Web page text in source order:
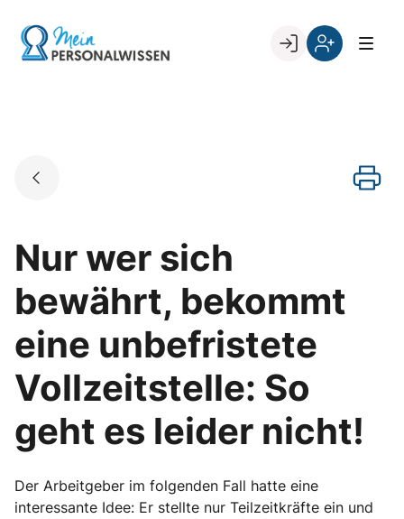
content
Go to landing page.
Nur wer sich
bewährt, bekommt
eine unbefristete
Vollzeitstelle: So
geht es leider nicht!
Der Arbeitgeber im folgenden Fall hatte eine
interessante Idee: Er stellte nur Teilzeitkräfte ein und